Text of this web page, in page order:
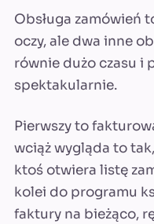
Obsługa zamówień
oczy, ale dwa inne
równie dużo czasu i
spektakularnie.
Pierwszy to
wciąż wygląda to
ktoś otwiera listę
kolei do programu
faktury na bieżąco,